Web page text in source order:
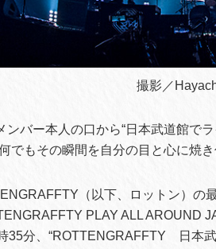
撮影／
ンバー本人の口から“日本武道館で
でもその瞬間を自分の目と心に焼き
（以下、ロットン）の
PLAY ALL AROUND
35分、“ROTTENGRAFFTY 日本